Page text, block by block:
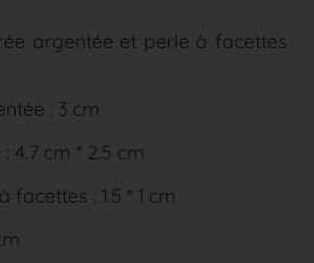
argentée et perle à facettes
: 3 cm
4.7 cm * 2.5 cm
: 1.5 * 1 cm